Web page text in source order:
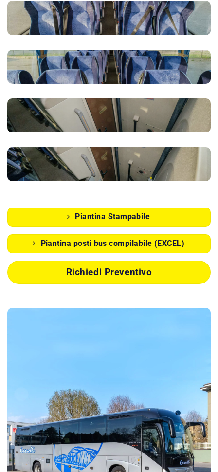
Piantina Stampabile
Piantina posti bus compilabile (EXCEL)
Richiedi Preventivo